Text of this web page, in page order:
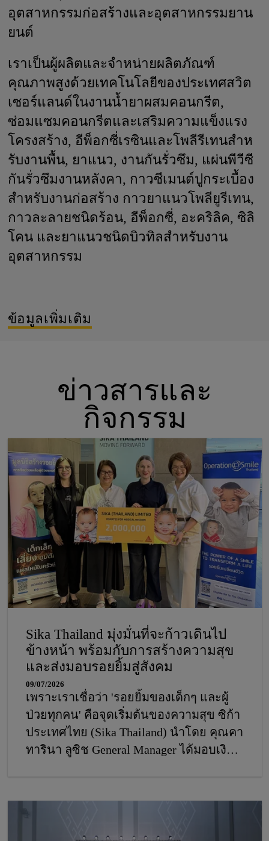
อุตสาหกรรมก่อสร้างและอุตสาหกรรมยาน
ยนต์
เราเป็นผู้ผลิตและจำหน่ายผลิตภัณฑ์
คุณภาพสูงด้วยเทคโนโลยีของประเทศสวิต
เซอร์แลนด์ในงานน้ำยาผสมคอนกรีต,
ซ่อมแซมคอนกรีตและเสริมความแข็งแรง
โครงสร้าง, อีพ็อกซี่เรซินและโพลีรีเทนสําห
รับงานพื้น, ยาแนว, งานกันรั่วซึม, แผ่นพีวีซี
กันรั่วซึมงานหลังคา, กาวซีเมนต์ปูกระเบื้อง
สําหรับงานก่อสร้าง กาวยาแนวโพลียูรีเทน,
กาวละลายชนิดร้อน, อีพ็อกซี่, อะคริลิค, ซิลิ
โคน และยาแนวชนิดบิวทิลสำหรับงาน
อุตสาหกรรม
ข้อมูลเพิ่มเติม
ข่าวสารและ
กิจกรรม
Sika Thailand มุ่งมั่นที่จะก้าวเดินไป
ข้างหน้า พร้อมกับการสร้างความสุข
และส่งมอบรอยยิ้มสู่สังคม
09/07/2026
เพราะเราเชื่อว่า 'รอยยิ้มของเด็กๆ และผู้
ป่วยทุกคน' คือจุดเริ่มต้นของความสุข ซิก้า
ประเทศไทย (Sika Thailand) นำโดย คุณคา
ทารินา ลูซิช General Manager ได้มอบเงิน
Thailand) โดยมี คุณพรศิริ โรจน์เมธา
ยิ้ม เป็นผู้แทนรับมอบ